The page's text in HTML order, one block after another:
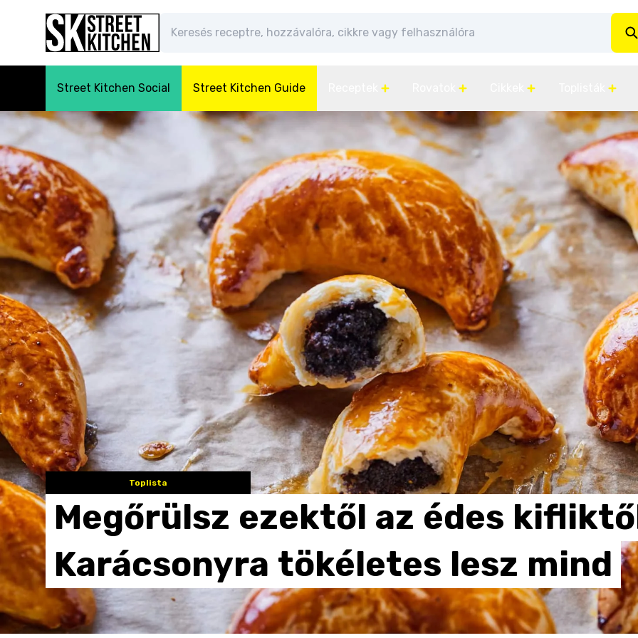
Street Kitchen Social Street Kitchen Guide
Toplista
Megőrülsz ezektől az édes
Karácsonyra tökéletes lesz mind